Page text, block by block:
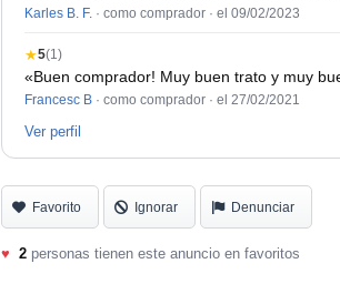
Karles B. F. · como comprador · el 09/02/2023
★5(1)
«Buen comprador! Muy buen trato y muy
Francesc B · como comprador · el 27/02/2021
Ver perfil
Favorito Ignorar Denunciar
♥ 2 personas tienen este anuncio en favoritos